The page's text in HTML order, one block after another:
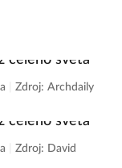
Zdroj: Archdaily
Zdroj: David